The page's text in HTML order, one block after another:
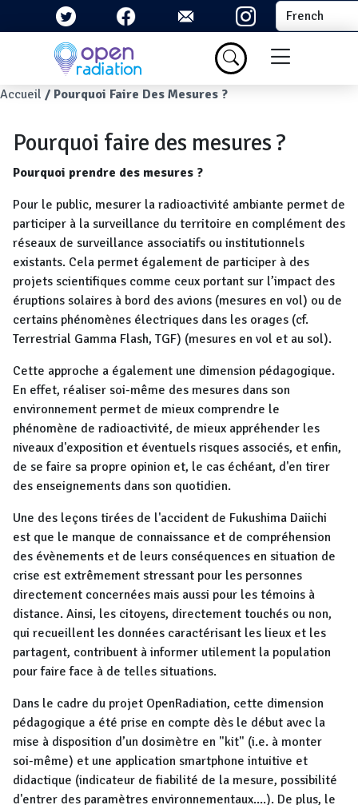
Aller au contenu principal Select your
Menu du
Fil d'Ariane
Accueil Pourquoi Faire Des Mesures ?
Pourquoi faire des mesures ?
Pourquoi prendre des mesures ?
Pour le public, mesurer la radioactivité ambiante permet de
participer à la surveillance du territoire en complément des
réseaux de surveillance associatifs ou institutionnels
existants. Cela permet également de participer à des
projets scientifiques comme ceux portant sur l’impact des
éruptions solaires à bord des avions (mesures en vol) ou de
certains phénomènes électriques dans les orages (cf.
Terrestrial Gamma Flash, TGF) (mesures en vol et au sol).
Cette approche a également une dimension pédagogique.
En effet, réaliser soi-même des mesures dans son
environnement permet de mieux comprendre le
phénomène de radioactivité, de mieux appréhender les
niveaux d'exposition et éventuels risques associés, et enfin,
de se faire sa propre opinion et, le cas échéant, d'en tirer
des enseignements dans son quotidien.
Une des leçons tirées de l'accident de Fukushima Daiichi
est que le manque de connaissance et de compréhension
des évènements et de leurs conséquences en situation de
crise est extrêmement stressant pour les personnes
directement concernées mais aussi pour les témoins à
distance. Ainsi, les citoyens, directement touchés ou non,
qui recueillent les données caractérisant les lieux et les
partagent, contribuent à informer utilement la population
pour faire face à de telles situations.
Dans le cadre du projet OpenRadiation, cette dimension
pédagogique a été prise en compte dès le début avec la
mise à disposition d’un dosimètre en "kit" (i.e. à monter
soi-même) et une application smartphone intuitive et
didactique (indicateur de fiabilité de la mesure, possibilité
d'entrer des paramètres environnementaux....). De plus, le